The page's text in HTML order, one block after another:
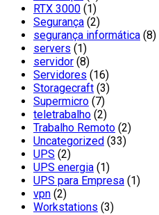
RTX 3000 (1)
Segurança (2)
segurança informática (8)
servers (1)
servidor (8)
Servidores (16)
Storagecraft (3)
Supermicro (7)
teletrabalho (2)
Trabalho Remoto (2)
Uncategorized (33)
UPS (2)
UPS energia (1)
UPS para Empresa (1)
vpn (2)
Workstations (3)